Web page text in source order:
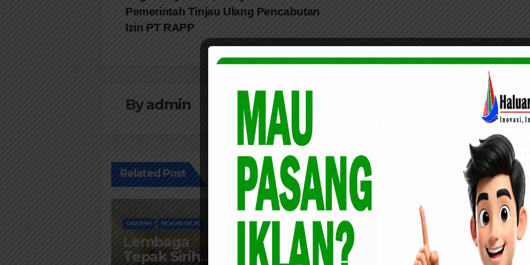
pos
Pemerintah Tinjau Ulang Pencabutan
Izin PT RAPP
Byadmin
Related Post
DAERAH ROKAN HILIR
Lembaga
Tepak Sirih
KEP. MERANTI
DMDI Riau
Berbagi Paket
DAERAH ROKAN HILIR
Ingin
Mengabdi